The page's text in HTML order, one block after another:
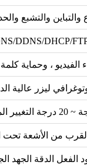
والتشبع
DDNS/DHCP/
، وحماية كلمة
ليزر عالية الدقة
من الأشعة تحت
الفعل الدقة الجهد